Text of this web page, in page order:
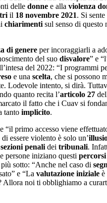
delle donne e alla violenza
il 18 novembre 2021. Si
chiarimenti sul senso di questo
di genere per incoraggiarli a
del suo disvalore” e
del 2022: “I programmi
e una scelta, che si possono
Lodevole intento, si dirà.
quanto recita l’articolo 27
il fatto che i Cuav si
tanto implicito.
“il primo accesso viene
di essere violento è solo un’
sezioni penali dei tribunali.
persone iniziano questi percorsi
sotto: “Anche nel caso di
e “La valutazione iniziale è
Allora noi ti obblighiamo a